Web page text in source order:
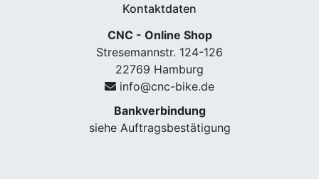
Kontaktdaten
CNC - Online Shop
Stresemannstr. 124-126
22769 Hamburg
info@cnc-bike.de
Bankverbindung
siehe Auftragsbestätigung